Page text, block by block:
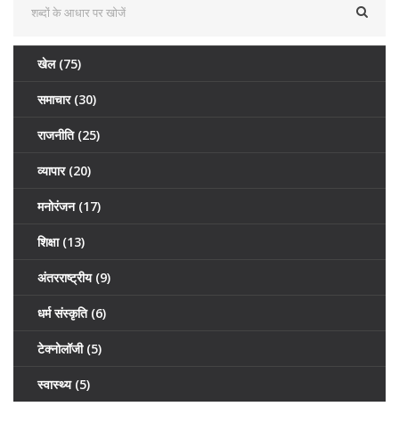
खेल (75)
समाचार (30)
राजनीति (25)
व्यापार (20)
मनोरंजन (17)
शिक्षा (13)
अंतरराष्ट्रीय (9)
धर्म संस्कृति (6)
टेक्नोलॉजी (5)
स्वास्थ्य (5)